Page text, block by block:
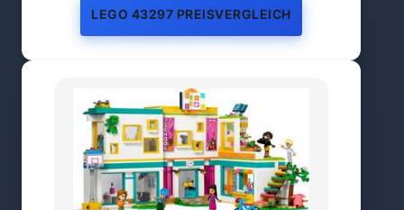
LEGO 43297 PREISVERGLEICH